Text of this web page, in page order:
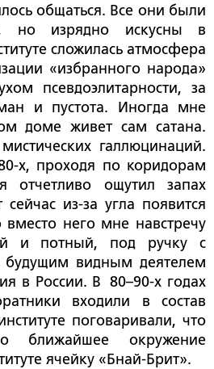
общаться. Все они были
но изрядно искусны в
сложилась атмосфера
«избранного народа»
псевдоэлитарности, за
и пустота. Иногда мне
доме живет сам сатана.
галлюцинаций.
х, проходя по коридорам
отчетливо ощутил запах
из-за угла появится
него мне навстречу
и потный, под ручку с
видным деятелем
в России. В 80–90-х годах
входили в состав
поговаривали, что
ближайшее окружение
ячейку «Бнай-Брит».